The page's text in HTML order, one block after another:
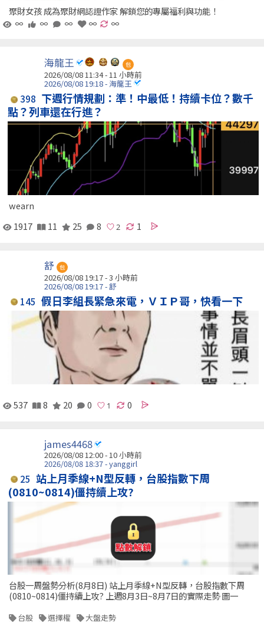
聚財女孩 成為聚財網認證作家 解鎖您的專屬福利與功能！
∞
∞ ∞ ∞ ∞
海龍王 包
2026/08/08 11:34 -11 小時前
2026/08/08 19:18 - 海龍王
398 下週行情規劃：準！中最低！持續卡位？數千
點？列車還在行進？
wearn
1917
11 25 8 1
舒 包
2026/08/08 19:17 -3 小時前
2026/08/08 19:17 - 舒
145 假日李組長緊急來電，ＶＩＰ哥，快看一下
537 8 20 0 0
james4468
2026/08/08 12:00 - 10 小時前
2026/08/08 18:37 - yanggirl
25 站上月季線+N型反轉，台股指數下周
(0810~0814)僵持續上攻?
台股一周盤勢分析(8月8日) 站上月季線+N型反轉，台股指數下周
(0810~0814)僵持續上攻? 上週8月3日~8月7日的實際走勢 圖一
台股 選擇權 大盤走勢